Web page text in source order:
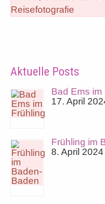
Aktuelle Posts
Bad Ems im
17. April
Frühling im
8. April 2024